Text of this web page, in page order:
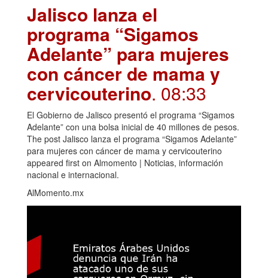
Jalisco lanza el
programa “Sigamos
Adelante” para mujeres
con cáncer de mama y
cervicouterino. 08:33
El Gobierno de Jalisco presentó el programa “Sigamos
Adelante” con una bolsa inicial de 40 millones de pesos.
The post Jalisco lanza el programa “Sigamos Adelante”
para mujeres con cáncer de mama y cervicouterino
appeared first on Almomento | Noticias, información
nacional e internacional.
AlMomento.mx